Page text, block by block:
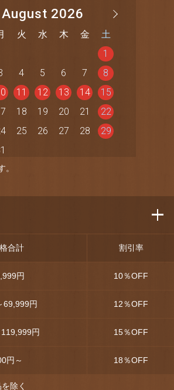
August 2026
火 水 木 金
土
1
4 5 6 7
8
11 12 13 14
15
18 19 20 21
22
25 26 27 28
29
。
合計 割引率
円 10％OFF
69,999円 12％OFF
円 15％OFF
円～ 18％OFF
除く